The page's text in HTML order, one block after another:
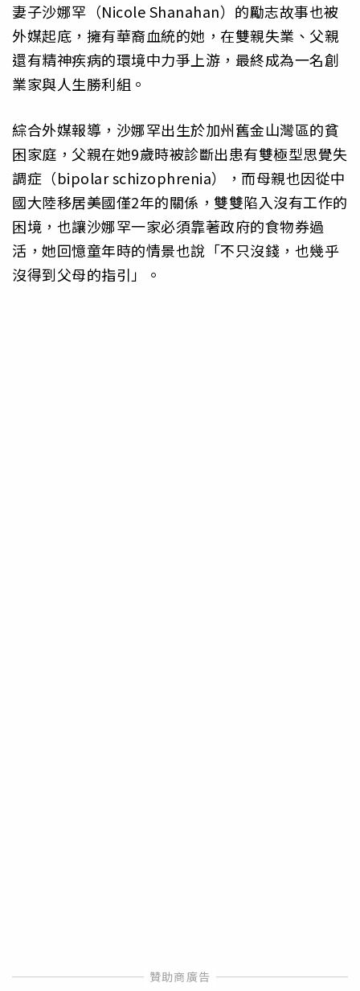
妻子沙娜罕（Nicole Shanahan）的勵志故事也被
外媒起底，擁有華裔血統的她，在雙親失業、父親
還有精神疾病的環境中力爭上游，最終成為一名創
業家與人生勝利組。
綜合外媒報導，沙娜罕出生於加州舊金山灣區的貧
困家庭，父親在她9歲時被診斷出患有雙極型思覺失
調症（bipolar schizophrenia），而母親也因從中
國大陸移居美國僅2年的關係，雙雙陷入沒有工作的
困境，也讓沙娜罕一家必須靠著政府的食物券過
活，她回憶童年時的情景也說「不只沒錢，也幾乎
沒得到父母的指引」。